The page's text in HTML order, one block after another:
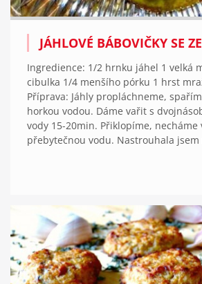
JÁHLOVÉ BÁBOVIČKY SE
Ingredience: 1/2 hrnku jáhel 1 velká
cibulka 1/4 menšího pórku 1 hrst
Příprava: Jáhly propláchneme,
horkou vodou. Dáme vařit s
vody 15-20min. Přiklopíme, necháme
přebytečnou vodu. Nastrouhala jsem